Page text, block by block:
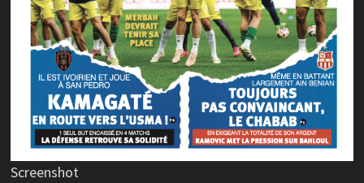
Screenshot